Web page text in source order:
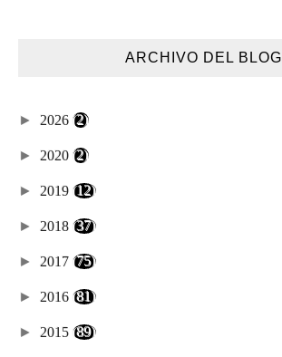
ARCHIVO DEL BLOG
► 2026 (2)
► 2020 (2)
► 2019 (12)
► 2018 (37)
► 2017 (75)
► 2016 (81)
► 2015 (89)